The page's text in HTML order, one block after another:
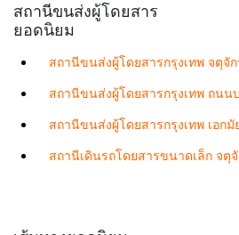
สถานีขนส่งผู้โดยสาร
ยอดนิยม
สถานีขนส่งผู้โดยสารกรุงเทพ จตุจั
สถานีขนส่งผู้โดยสารกรุงเทพ ถน
สถานีขนส่งผู้โดยสารกรุงเทพ เอกมั
สถานีเดินรถโดยสารขนาดเล็ก จตุ